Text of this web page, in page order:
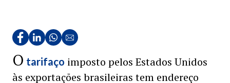
O tarifaço imposto pelos Estados Unidos
às exportações brasileiras tem endereço